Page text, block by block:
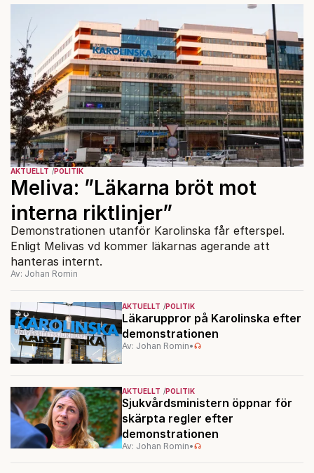
AKTUELLT POLITIK
Läkaruppror på Karolinska efter
demonstrationen
Av: Johan Romin•
AKTUELLT POLITIK
Sjukvårdsministern öppnar för
skärpta regler efter
demonstrationen
Av: Johan Romin•
AKTUELLT POLITIK
Meliva: ”Läkarna bröt mot
interna riktlinjer”
Demonstrationen utanför Karolinska får efterspel.
Enligt Melivas vd kommer läkarnas agerande att
hanteras internt.
Av: Johan Romin